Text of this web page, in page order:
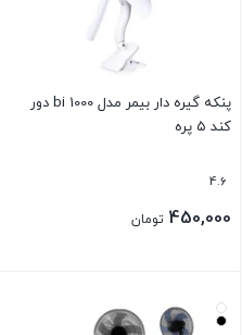
پنکه گیره دار بیمر مدل bi 1000 دور
کند ۵ پره
4.6
450,000 تومان